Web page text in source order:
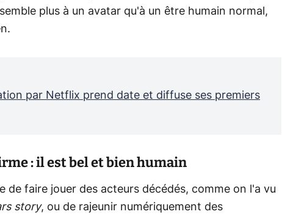
plus à un avatar qu'à un être humain normal,
par Netflix prend date et diffuse ses premiers
: il est bel et bien humain
de faire jouer des acteurs décédés, comme on l'a vu
story, ou de rajeunir numériquement des